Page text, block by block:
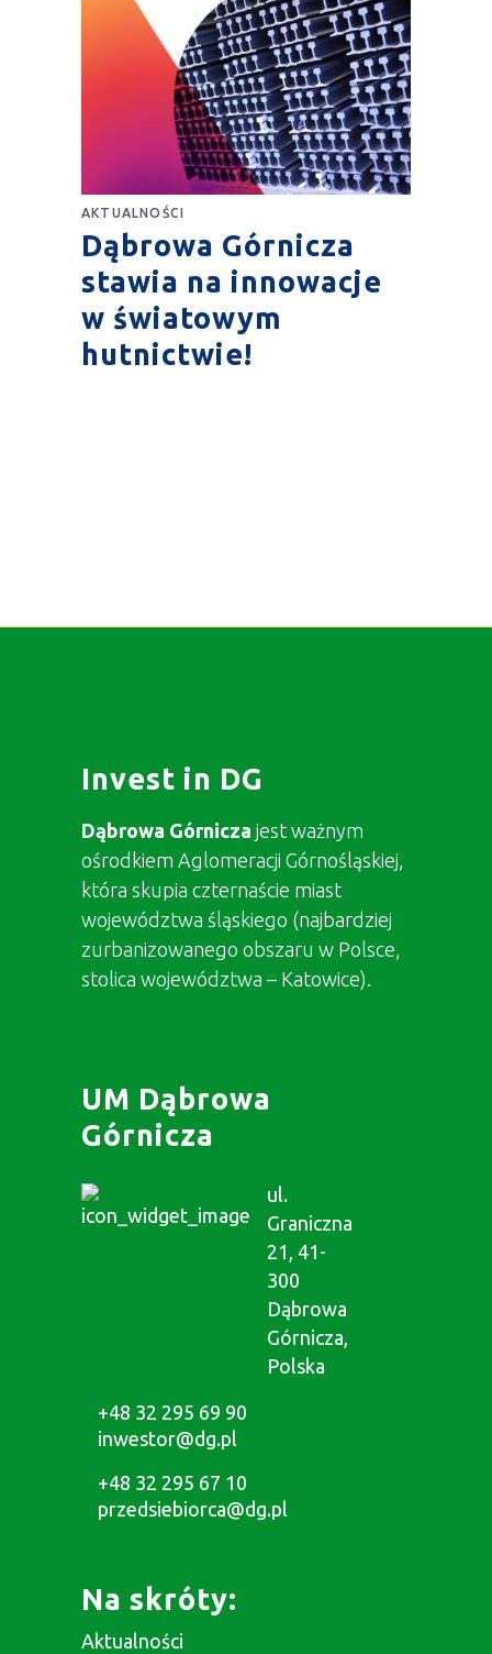
AKTUALNOŚCI
Dąbrowa Górnicza
stawia na innowacje
w światowym
hutnictwie!
Invest in DG
Dąbrowa Górnicza jest ważnym
ośrodkiem Aglomeracji Górnośląskiej,
która skupia czternaście miast
województwa śląskiego (najbardziej
zurbanizowanego obszaru w Polsce,
stolica województwa – Katowice).
UM Dąbrowa
Górnicza
ul.
Graniczna
21, 41-
300
Dąbrowa
Górnicza,
Polska
+48 32 295 69 90
inwestor@dg.pl
+48 32 295 67 10
przedsiebiorca@dg.pl
Na skróty:
Aktualności